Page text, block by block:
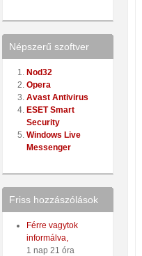
Népszerű szoftver
Nod32
Opera
Avast Antivirus
ESET Smart
Security
Windows Live
Messenger
Friss hozzászólások
Férre vagytok
informálva,
1 nap 21 óra